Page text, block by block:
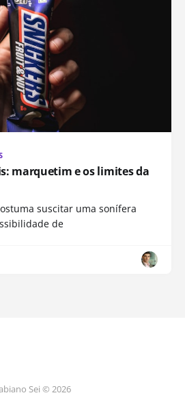
marquetim e os limites da
suscitar uma sonífera
de
Sei © 2026